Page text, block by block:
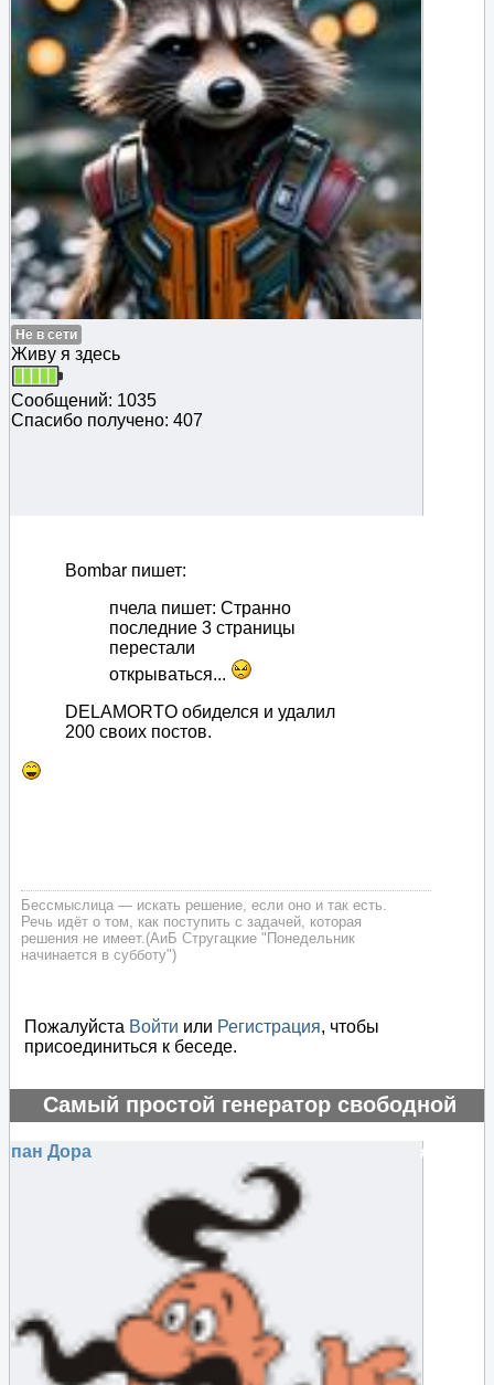
Не в сети
Живу я здесь
Сообщений: 1035
Спасибо получено: 407
Bombar пишет:
пчела пишет: Странно
последние 3 страницы
перестали
открываться...
DELAMORTO обиделся и удалил
200 своих постов.
Бессмыслица — искать решение, если оно и так есть.
Речь идёт о том, как поступить с задачей, которая
решения не имеет.(АиБ Стругацкие "Понедельник
начинается в субботу")
Пожалуйста Войти или Регистрация, чтобы
присоединиться к беседе.
Самый простой генератор свободной
энергии
#75581
пан Дора